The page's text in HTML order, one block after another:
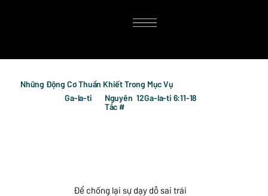
Những Động Cơ Thuần Khiết Trong Mục Vụ
Ga-la-ti
Nguyên
Tắc #
12Ga-la-ti 6:11-18
Để chống lại sự dạy dỗ sai trái